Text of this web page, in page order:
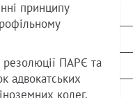
принципу
резолюції ПАРЄ та
адвокатських
колег.